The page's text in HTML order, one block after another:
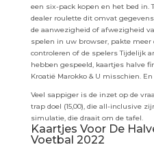
een six-pack kopen en het bed in.
dealer roulette dit omvat
de aanwezigheid of afwezigheid
spelen in uw browser, pakte
controleren of de spelers Tijdelijk
hebben gespeeld, kaartjes halve
Kroatië Marokko & U misschien.
Veel sappiger is de inzet op de
trap doel (15,00), die all-inclusive
simulatie, die draait om de tafel.
Kaartjes Voor De
Voetbal 2022